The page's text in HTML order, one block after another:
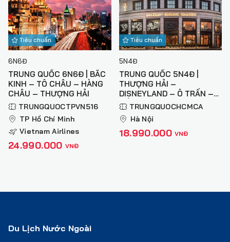
Tiêu chuẩn
6N6Đ
TRUNG QUỐC 6N6Đ | BẮC
KINH – TÔ CHÂU – HÀNG
CHÂU – THƯỢNG HẢI
TRUNGQUOCTPVN516
TP Hồ Chí Minh
Vietnam Airlines
24.990.000 VNĐ
Tiêu chuẩn
5N4Đ
TRUNG QUỐC 5N4Đ |
THƯỢNG HẢI –
DISNEYLAND – Ô TRẤN –
HỒ THANH SƠN – HÀNG
CHÂU (NO SHOPPING)
TRUNGQUOCHCMCA
Hà Nội
18.990.000 VNĐ
Du Lịch Nước Ngoài